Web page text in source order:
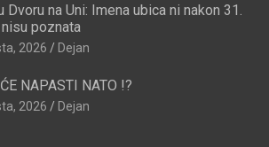
Dvoru na Uni: Imena ubica ni nakon 31.
poznata
2026 Dejan
NAPASTI NATO !?
2026 Dejan